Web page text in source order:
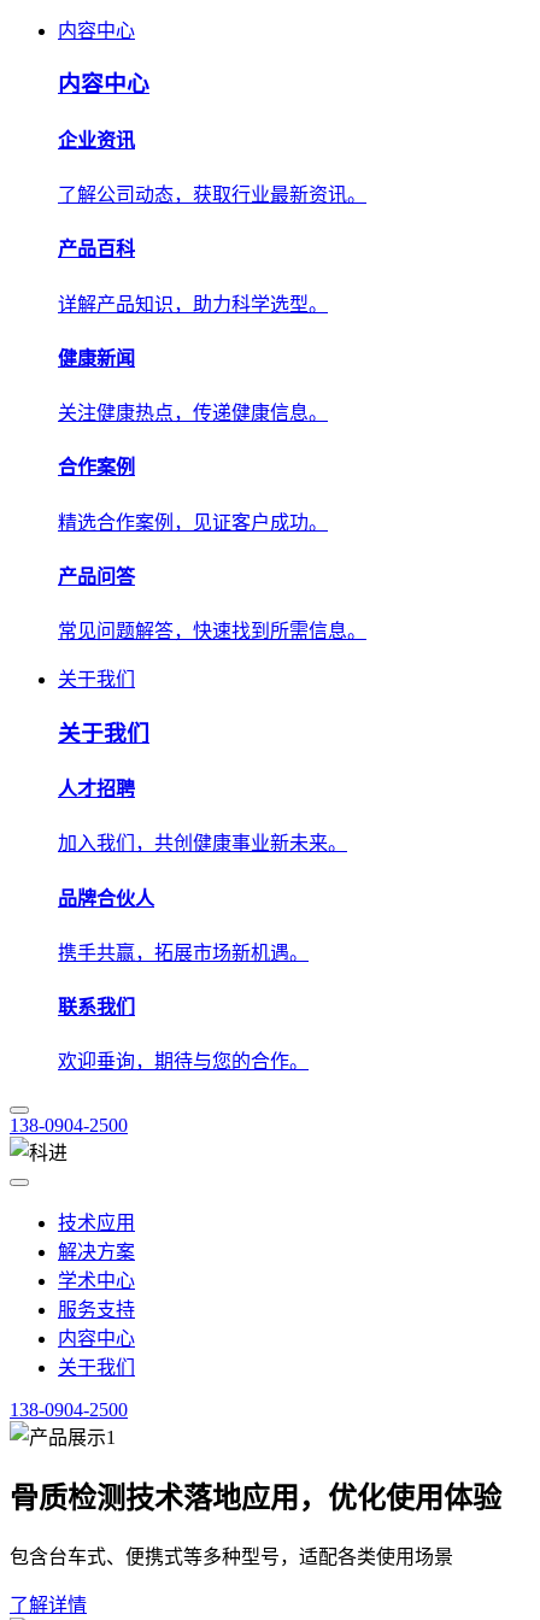
内容中心
内容中心
企业资讯
了解公司动态，获取行业最新资讯。
产品百科
详解产品知识，助力科学选型。
健康新闻
关注健康热点，传递健康信息。
合作案例
精选合作案例，见证客户成功。
产品问答
常见问题解答，快速找到所需信息。
关于我们
关于我们
人才招聘
加入我们，共创健康事业新未来。
品牌合伙人
携手共赢，拓展市场新机遇。
联系我们
欢迎垂询，期待与您的合作。
138-0904-2500
技术应用
解决方案
学术中心
服务支持
内容中心
关于我们
138-0904-2500
骨质检测技术落地应用，优化使用体验
包含台车式、便携式等多种型号，适配各类使用场景
了解详情